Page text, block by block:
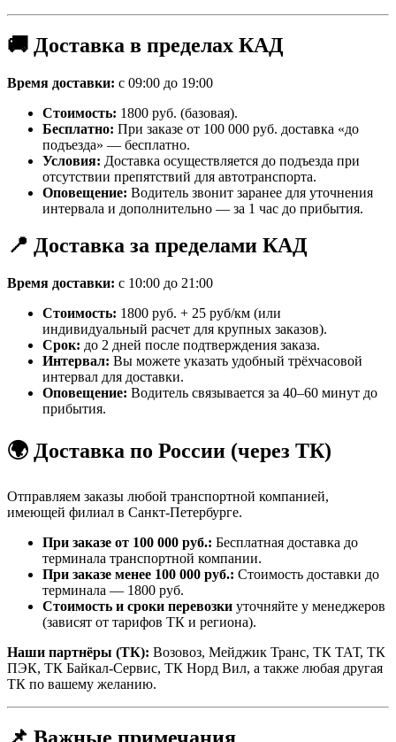
🚚 Доставка в пределах КАД
Время доставки: с 09:00 до 19:00
Стоимость: 1800 руб. (базовая).
Бесплатно: При заказе от 100 000 руб. доставка «до
подъезда» — бесплатно.
Условия: Доставка осуществляется до подъезда при
отсутствии препятствий для автотранспорта.
Оповещение: Водитель звонит заранее для уточнения
интервала и дополнительно — за 1 час до прибытия.
📍 Доставка за пределами КАД
Время доставки: с 10:00 до 21:00
Стоимость: 1800 руб. + 25 руб/км (или
индивидуальный расчет для крупных заказов).
Срок: до 2 дней после подтверждения заказа.
Интервал: Вы можете указать удобный трёхчасовой
интервал для доставки.
Оповещение: Водитель связывается за 40–60 минут до
прибытия.
🌍 Доставка по России (через ТК)
Отправляем заказы любой транспортной компанией,
имеющей филиал в Санкт-Петербурге.
При заказе от 100 000 руб.: Бесплатная доставка до
терминала транспортной компании.
При заказе менее 100 000 руб.: Стоимость доставки до
терминала — 1800 руб.
Стоимость и сроки перевозки уточняйте у менеджеров
(зависят от тарифов ТК и региона).
Наши партнёры (ТК): Возовоз, Мейджик Транс, ТК ТАТ, ТК
ПЭК, ТК Байкал-Сервис, ТК Норд Вил, а также любая другая
ТК по вашему желанию.